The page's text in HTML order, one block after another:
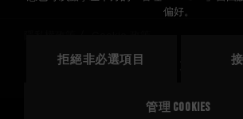
偏好。
拒絕非必選項目
管理 Cookies